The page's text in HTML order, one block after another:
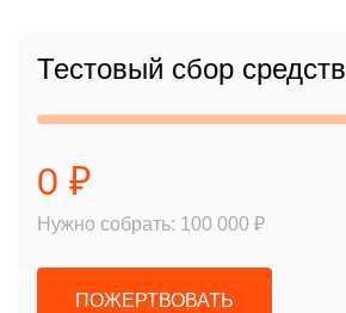
Тестовый сбор средств
0 ₽
Нужно собрать: 100 000 ₽
ПОЖЕРТВОВАТЬ